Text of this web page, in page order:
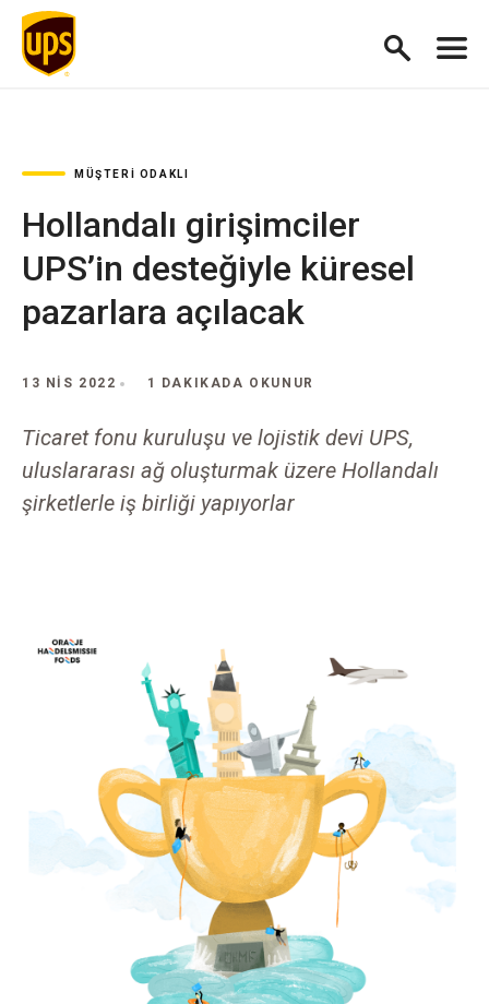
MÜŞTERI ODAKLI
Hollandalı girişimciler
UPS’in desteğiyle küresel
pazarlara açılacak
13 NIS 2022 1 DAKIKADA OKUNUR
Ticaret fonu kuruluşu ve lojistik devi UPS,
uluslararası ağ oluşturmak üzere Hollandalı
şirketlerle iş birliği yapıyorlar